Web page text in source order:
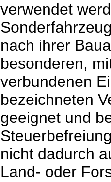
verwendet
nach ihrer
besonderen,
verbundenen
bezeichneten
geeignet und
nicht dadurch
Land- oder